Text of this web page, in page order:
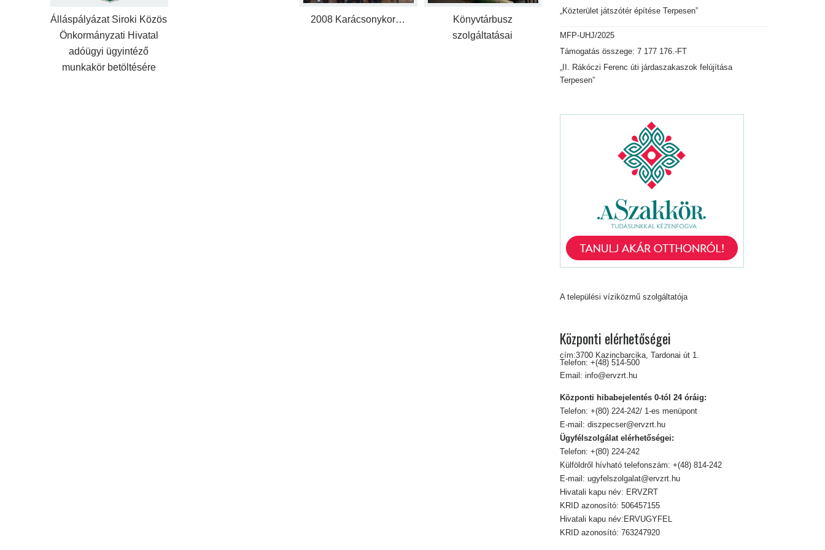
Álláspályázat Siroki Közös
Önkormányzati Hivatal
adóügyi ügyintéző
munkakör betöltésére
2008 Karácsonykor…
Könyvtárbusz
szolgáltatásai
„Közterület játszótér építése Terpesen”
MFP-UHJ/2025
Támogatás összege: 7 177 176.-FT
„II. Rákóczi Ferenc úti járdaszakaszok felújítása
Terpesen”
A települési víziközmű szolgáltatója
Központi elérhetőségei
cím:3700 Kazincbarcika, Tardonai út 1.
Telefon: +(48) 514-500
Email: info@ervzrt.hu
Központi hibabejelentés 0-tól 24 óráig:
Telefon: +(80) 224-242/ 1-es menüpont
E-mail: diszpecser@ervzrt.hu
Ügyfélszolgálat elérhetőségei:
Telefon: +(80) 224-242
Külföldről hívható telefonszám: +(48) 814-242
E-mail: ugyfelszolgalat@ervzrt.hu
Hivatali kapu név: ERVZRT
KRID azonosító: 506457155
Hivatali kapu név:ERVUGYFEL
KRID azonosító: 763247920